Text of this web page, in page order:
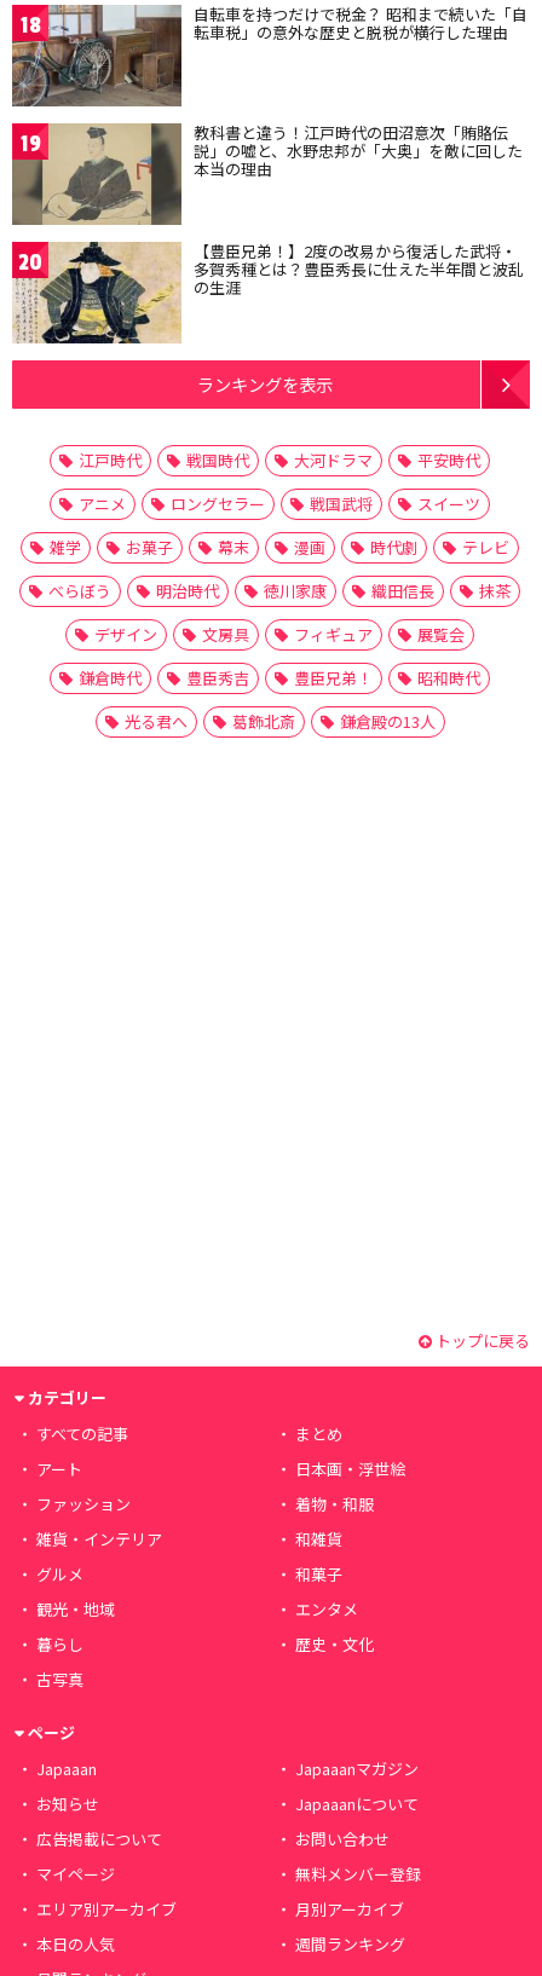
18 自転車を持つだけで税金？ 昭和まで続いた「自
転車税」の意外な歴史と脱税が横行した理由
19 教科書と違う！江戸時代の田沼意次「賄賂伝
説」の嘘と、水野忠邦が「大奥」を敵に回した
本当の理由
20 【豊臣兄弟！】2度の改易から復活した武将・
多賀秀種とは？豊臣秀長に仕えた半年間と波乱
の生涯
ランキングを表示
江戸時代 戦国時代 大河ドラマ
平安時代
アニメ
ロングセラー 戦国武将
スイーツ
雑学
お菓子 幕末 漫画 時代劇
テレビ
べらぼう
明治時代 徳川家康 織田信長
抹茶
デザイン
文房具 フィギュア
展覧会
鎌倉時代
豊臣秀吉 豊臣兄弟！
昭和時代
光る君へ
葛飾北斎 鎌倉殿の13人
トップに戻る
カテゴリー
すべての記事
まとめ
アート
日本画・浮世絵
ファッション
着物・和服
雑貨・インテリア
和雑貨
グルメ
和菓子
観光・地域
エンタメ
暮らし
歴史・文化
古写真
ページ
Japaaan
Japaaanマガジン
お知らせ
Japaaanについて
広告掲載について
お問い合わせ
マイページ
無料メンバー登録
エリア別アーカイブ
月別アーカイブ
本日の人気
週間ランキング